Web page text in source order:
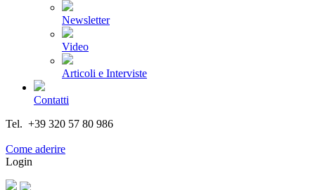
Newsletter
Video
Articoli e Interviste
Contatti
Tel. +39 320 57 80 986
Come aderire
Login